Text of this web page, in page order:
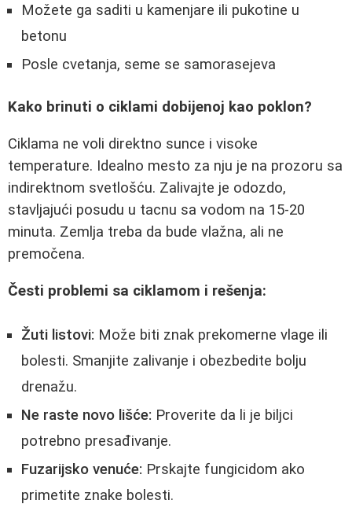
Možete ga saditi u kamenjare ili pukotine u
betonu
Posle cvetanja, seme se samorasejeva
Kako brinuti o ciklami dobijenoj kao poklon?
Ciklama ne voli direktno sunce i visoke
temperature. Idealno mesto za nju je na prozoru sa
indirektnom svetlošću. Zalivajte je odozdo,
stavljajući posudu u tacnu sa vodom na 15-20
minuta. Zemlja treba da bude vlažna, ali ne
premočena.
Česti problemi sa ciklamom i rešenja:
Žuti listovi: Može biti znak prekomerne vlage ili
bolesti. Smanjite zalivanje i obezbedite bolju
drenažu.
Ne raste novo lišće: Proverite da li je biljci
potrebno presađivanje.
Fuzarijsko venuće: Prskajte fungicidom ako
primetite znake bolesti.